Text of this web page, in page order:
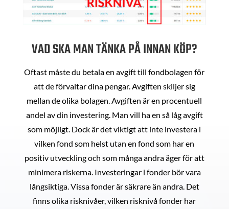
VAD SKA MAN TÄNKA PÅ INNAN KÖP?
Oftast måste du betala en avgift till fondbolagen för
att de förvaltar dina pengar. Avgiften skiljer sig
mellan de olika bolagen. Avgiften är en procentuell
andel av din investering. Man vill ha en så låg avgift
som möjligt. Dock är det viktigt att inte investera i
vilken fond som helst utan en fond som har en
positiv utveckling och som många andra äger för att
minimera riskerna. Investeringar i fonder bör vara
långsiktiga. Vissa fonder är säkrare än andra. Det
finns olika risknivåer, vilken risknivå fonder har